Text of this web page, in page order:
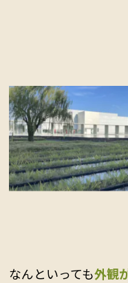
なんといっても外観